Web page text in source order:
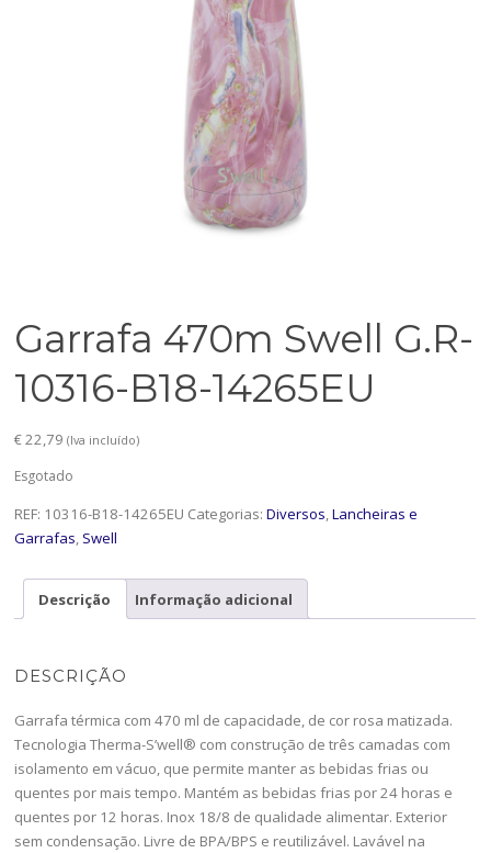
Garrafa 470m Swell G.R-
10316-B18-14265EU
€22,79 (Iva incluído)
Esgotado
REF: 10316-B18-14265EU Categorias:Diversos,Lancheiras e
Garrafas, Swell
Descrição Informação adicional
DESCRIÇÃO
Garrafa térmica com 470 ml de capacidade, de cor rosa matizada.
Tecnologia Therma-S’well® com construção de três camadas com
isolamento em vácuo, que permite manter as bebidas frias ou
quentes por mais tempo. Mantém as bebidas frias por 24 horas e
quentes por 12 horas. Inox 18/8 de qualidade alimentar. Exterior
sem condensação. Livre de BPA/BPS e reutilizável. Lavável na